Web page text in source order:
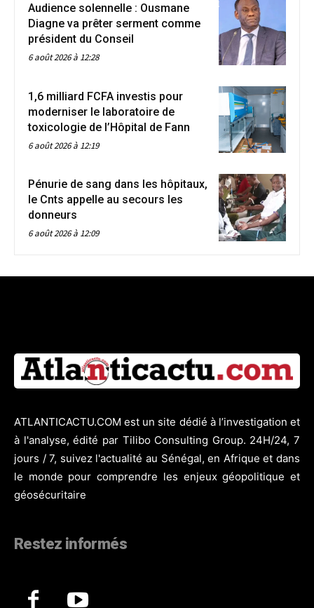
Audience solennelle : Ousmane
Diagne va prêter serment comme
président du Conseil
6 août 2026 à 12:28
1,6 milliard FCFA investis pour
moderniser le laboratoire de
toxicologie de l’Hôpital de Fann
6 août 2026 à 12:19
Pénurie de sang dans les hôpitaux,
le Cnts appelle au secours les
donneurs
6 août 2026 à 12:09
ATLANTICACTU.COM est un site dédié à l’investigation et
à l'analyse, édité par Tilibo Consulting Group. 24H/24, 7
jours / 7, suivez l'actualité au Sénégal, en Afrique et dans
le monde pour comprendre les enjeux géopolitique et
géosécuritaire
Restez informés